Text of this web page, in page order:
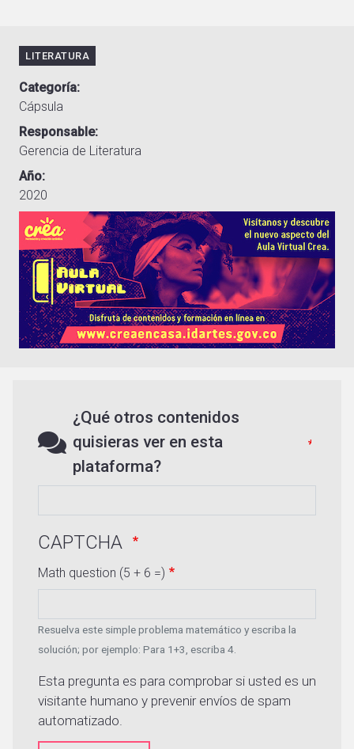
LITERATURA
Categoría
Cápsula
Responsable
Gerencia de Literatura
Año
2020
¿Qué otros contenidos
quisieras ver en esta
plataforma?
CAPTCHA
Math question (5 + 6 =)
Resuelva este simple problema matemático y escriba la
solución; por ejemplo: Para 1+3, escriba 4.
Esta pregunta es para comprobar si usted es un
visitante humano y prevenir envíos de spam
automatizado.